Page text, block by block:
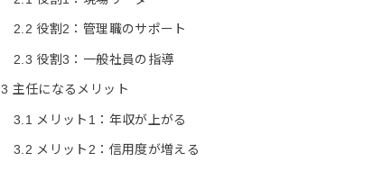
2.2 役割2：管理職のサポート
2.3 役割3：一般社員の指導
3 主任になるメリット
3.1 メリット1：年収が上がる
3.2 メリット2：信用度が増える